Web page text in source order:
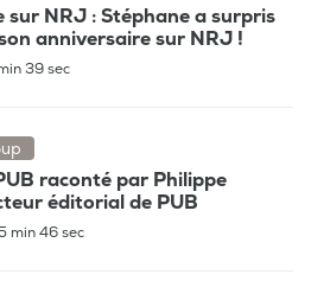
sur NRJ : Stéphane a surpris
anniversaire sur NRJ !
39 sec
raconté par Philippe
éditorial de PUB
min 46 sec